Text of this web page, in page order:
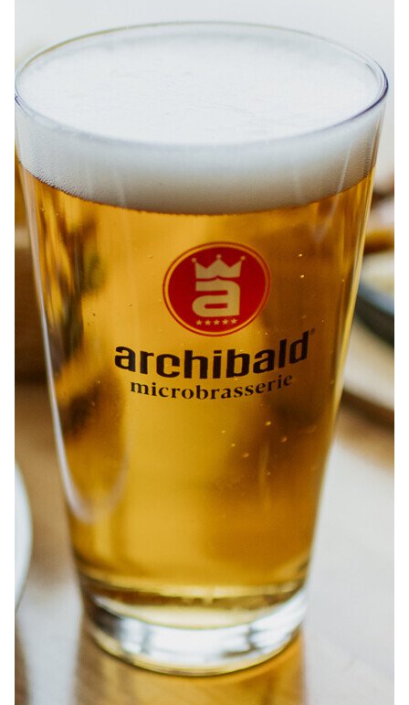
COMMANDER
À PROPOS EMPLOIS
TRAITEUR ÉVÉNEMENTIEL NOUS JOINDRE
DONNER VOTRE OPINION